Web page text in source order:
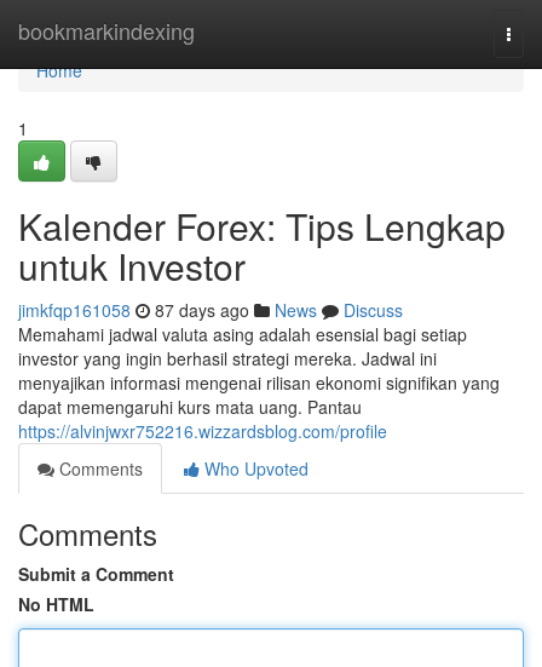
bookmarkindexing
Home
Home
1
Kalender Forex: Tips Lengkap
untuk Investor
jimkfqp161058 87 days ago News
Discuss
Memahami jadwal valuta asing adalah esensial bagi setiap
investor yang ingin berhasil strategi mereka. Jadwal ini
menyajikan informasi mengenai rilisan ekonomi signifikan yang
dapat memengaruhi kurs mata uang. Pantau
https://alvinjwxr752216.wizzardsblog.com/profile
Comments
Who Upvoted
Comments
Submit a Comment
No HTML